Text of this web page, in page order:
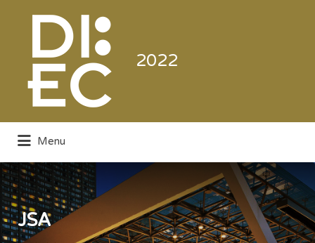
2022
Electrónica de Consumo y Comercial
Buscar
Menu
JSA